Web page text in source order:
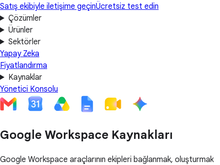
Satış ekibiyle iletişime geçinÜcretsiz test edin
Çözümler
Ürünler
Sektörler
Yapay Zeka
Fiyatlandırma
Kaynaklar
Yönetici Konsolu
Google Workspace Kaynakları
Google Workspace araçlarının ekipleri bağlanmak, oluşturmak